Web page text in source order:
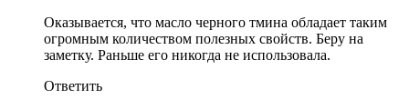
Оказывается, что масло черного тмина обладает таким
огромным количеством полезных свойств. Беру на
заметку. Раньше его никогда не использовала.
Ответить